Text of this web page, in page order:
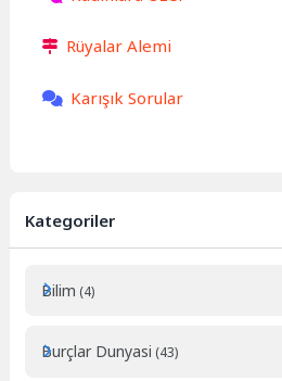
Rüyalar Alemi
Karışık Sorular
Kategoriler
Bilim (4)
Burçlar Dunyasi (43)